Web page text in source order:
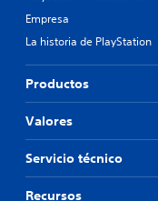
Empresa
La historia de PlayStation
Productos
Valores
Servicio técnico
Recursos